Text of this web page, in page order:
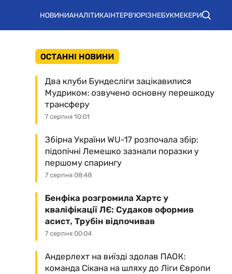
НОВИНИАНАЛІТИКАІНТЕРВ'ЮРІЗНЕБУКМЕКЕРИ
ОСТАННІ НОВИНИ
7 серпня 10:01
Два клуби Бундесліги зацікавилися
Мудриком: озвучено основну перешкоду
трансферу
7 серпня 08:48
Збірна України WU-17 розпочала збір:
підопічні Лемешко зазнали поразки у
першому спарингу
7 серпня 00:04
Бенфіка розгромила Хартс у
кваліфікації ЛЄ: Судаков оформив
асист, Трубін відпочивав
Андерлехт на виїзді здолав ПАОК:
команда Сікана на шляху до Ліги Європи